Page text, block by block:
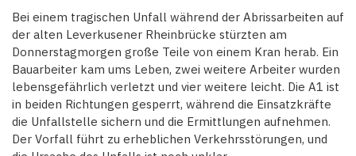
Bei einem tragischen Unfall während der Abrissarbeiten auf
der alten Leverkusener Rheinbrücke stürzten am
Donnerstagmorgen große Teile von einem Kran herab. Ein
Bauarbeiter kam ums Leben, zwei weitere Arbeiter wurden
lebensgefährlich verletzt und vier weitere leicht. Die A1 ist
in beiden Richtungen gesperrt, während die Einsatzkräfte
die Unfallstelle sichern und die Ermittlungen aufnehmen.
Der Vorfall führt zu erheblichen Verkehrsstörungen, und